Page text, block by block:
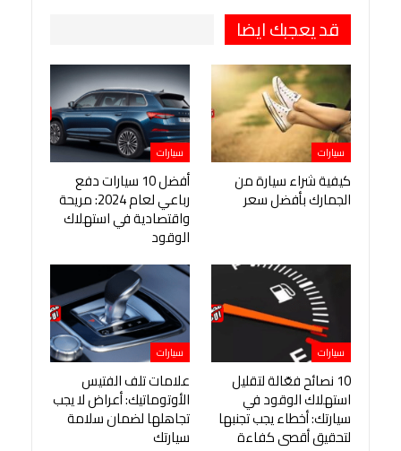
قد يعجبك ايضا
سيارات
كيفية شراء سيارة من
الجمارك بأفضل سعر
سيارات
أفضل 10 سيارات دفع
رباعي لعام 2024: مريحة
واقتصادية في استهلاك
الوقود
سيارات
10 نصائح فعّالة لتقليل
استهلاك الوقود في
سيارتك: أخطاء يجب تجنبها
لتحقيق أقصى كفاءة
سيارات
علامات تلف الفتيس
الأوتوماتيك: أعراض لا يجب
تجاهلها لضمان سلامة
سيارتك